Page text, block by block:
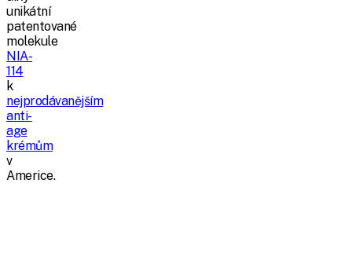
unikátní
patentované
molekule
NIA-
114
k
nejprodávanějším
anti-
age
krémům
v
Americe.